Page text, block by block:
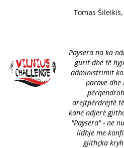
Tomas
Paysera na ka
gurit dhe të
administrimit
parave
drejtpërdrejtë
kanë ndjerë
"Paysera" - ne
lidhje me
gjithçka